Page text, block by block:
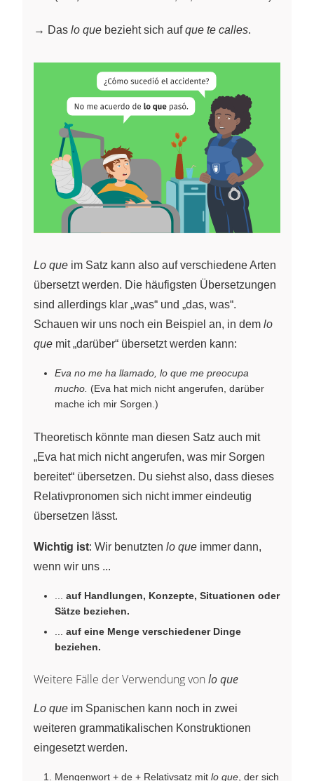
→ Das lo que bezieht sich aufque te calles.
Lo que im Satz kann also auf verschiedene Arten
übersetzt werden. Die häufigsten Übersetzungen
sind allerdings klar „was“ und „das, was“.
Schauen wir uns noch ein Beispiel an, in dem lo
que mit „darüber“ übersetzt werden kann:
Eva no me ha llamado, lo que me preocupa
mucho. (Eva hat mich nicht angerufen, darüber
mache ich mir Sorgen.)
Theoretisch könnte man diesen Satz auch mit
„Eva hat mich nicht angerufen, was mir Sorgen
bereitet“ übersetzen. Du siehst also, dass dieses
Relativpronomen sich nicht immer eindeutig
übersetzen lässt.
Wichtig ist: Wir benutzten lo que immer dann,
wenn wir uns ...
... auf Handlungen, Konzepte, Situationen oder
Sätze beziehen.
... auf eine Menge verschiedener Dinge
beziehen.
Weitere Fälle der Verwendung von lo que
Lo que im Spanischen kann noch in zwei
weiteren grammatikalischen Konstruktionen
eingesetzt werden.
Mengenwort + de + Relativsatz mit lo que, der sich